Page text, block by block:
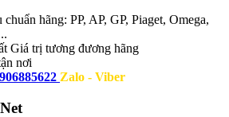
chuẩn hãng: PP, AP, GP, Piaget, Omega,
Giá trị tương đương hãng
nơi
Zalo - Viber